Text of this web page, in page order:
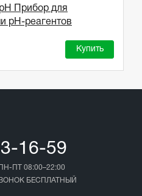
Прибор для
рН-реагентов
Купить
16-59
ПТ 08:00–22:00
БЕСПЛАТНЫЙ